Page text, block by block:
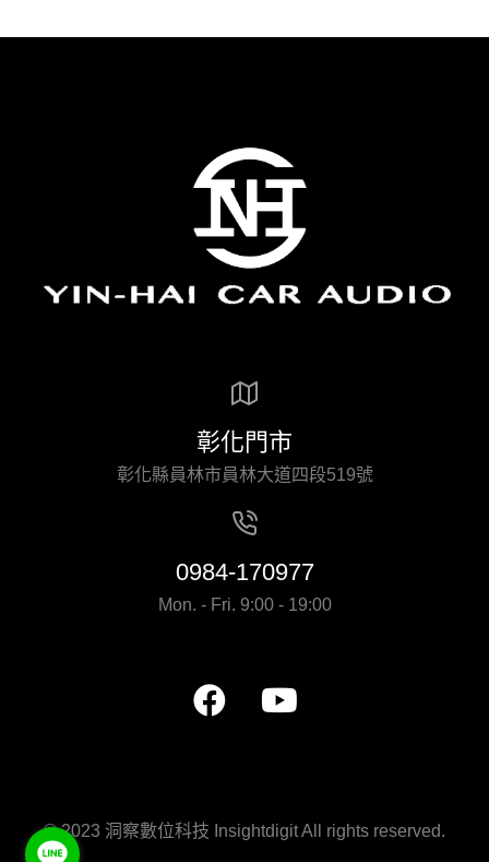
彰化門市
彰化縣員林市員林大道四段519號
0984-170977
Mon. - Fri. 9:00 - 19:00
© 2023 洞察數位科技 Insightdigit All rights reserved.